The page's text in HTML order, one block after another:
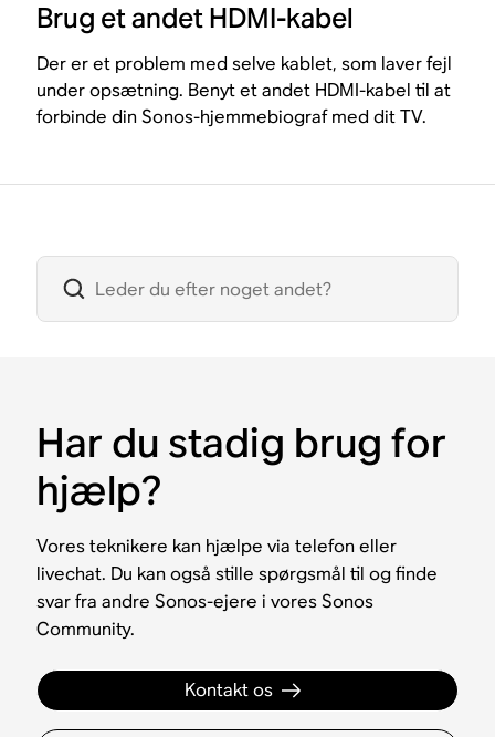
Brug et andet HDMI-kabel
Der er et problem med selve kablet, som laver fejl
under opsætning. Benyt et andet HDMI-kabel til at
forbinde din Sonos-hjemmebiograf med dit TV.
Har du stadig brug for
hjælp?
Vores teknikere kan hjælpe via telefon eller
livechat. Du kan også stille spørgsmål til og finde
svar fra andre Sonos-ejere i vores Sonos
Community.
Kontakt os